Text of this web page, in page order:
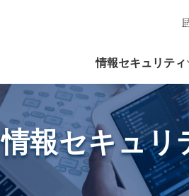
情報セキュリティ
情報セキュリ